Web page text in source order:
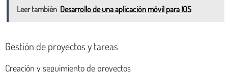
Leer también Desarrollo de una aplicación móvil para IOS
Gestión de proyectos y tareas
Creación y seguimiento de proyectos